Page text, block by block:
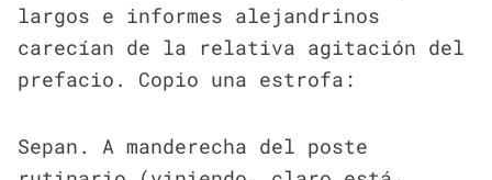
largos e informes alejandrinos
carecían de la relativa agitación del
prefacio. Copio una estrofa:
Sepan. A manderecha del poste